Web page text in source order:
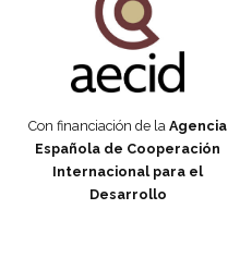
Con financiación de la Agencia
Española de Cooperación
Internacional para el
Desarrollo